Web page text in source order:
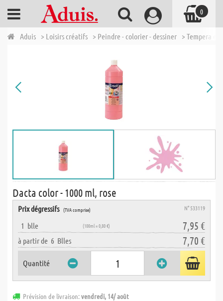
Aduis > Loisirs créatifs > Peindre - colorier - dessiner > Tempera et
Dacta color - 1000 ml, rose
Prix dégressifs (TVA comprise) N° 533119
1 blle (100ml = 0,80 €) 7,95 €
à partir de 6 Blles 7,70 €
Quantité
Prévision de livraison:vendredi, 14/ août
0